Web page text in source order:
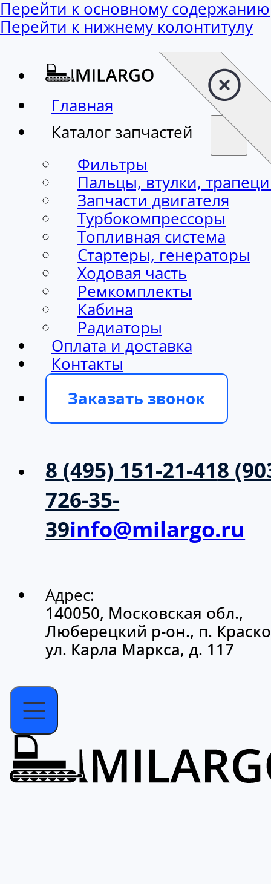
Перейти к основному содержанию
Перейти к нижнему колонтитулу
Главная
Каталог запчастей
Фильтры
Пальцы, втулки,
Запчасти двигателя
Турбокомпрессоры
Топливная система
Стартеры, генераторы
Ходовая часть
Ремкомплекты
Кабина
Радиаторы
Оплата и доставка
Контакты
Заказать звонок
8 (495) 151-21-418
726-35-
39info@milargo.ru
Адрес:
140050, Московская обл.,
Люберецкий р-он., п.
ул. Карла Маркса, д. 117